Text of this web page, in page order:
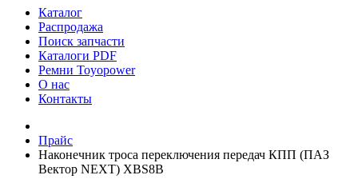
Каталог
Распродажа
Поиск запчасти
Каталоги PDF
Ремни Toyopower
О нас
Контакты
Прайс
Наконечник троса переключения передач КПП (ПАЗ
Вектор NEXT) XBS8B